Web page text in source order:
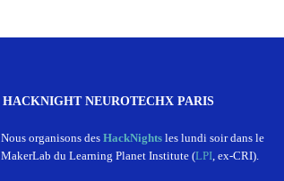
HACKNIGHT NEUROTECHX PARIS
Nous organisons des HackNightsles lundi soir dans le
MakerLab du Learning Planet Institute (LPI, ex-CRI).